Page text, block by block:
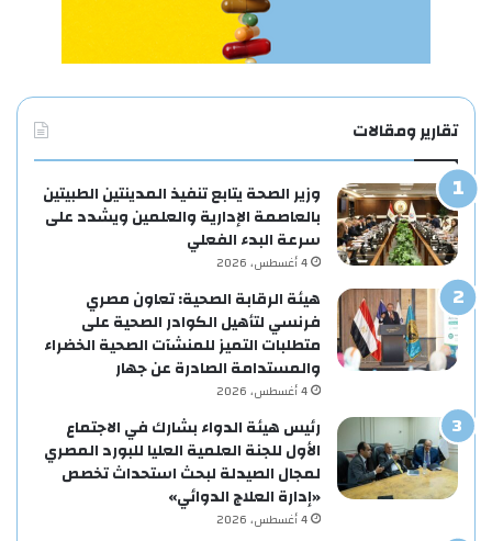
تقارير ومقالات
وزير الصحة يتابع تنفيذ المدينتين الطبيتين
بالعاصمة الإدارية والعلمين ويشدد على
سرعة البدء الفعلي
4 أغسطس، 2026
هيئة الرقابة الصحية: تعاون مصري
فرنسي لتأهيل الكوادر الصحية على
متطلبات التميز للمنشآت الصحية الخضراء
والمستدامة الصادرة عن جهار
4 أغسطس، 2026
رئيس هيئة الدواء بشارك في الاجتماع
الأول للجنة العلمية العليا للبورد المصري
لمجال الصيدلة لبحث استحداث تخصص
«إدارة العلاج الدوائي»
4 أغسطس، 2026